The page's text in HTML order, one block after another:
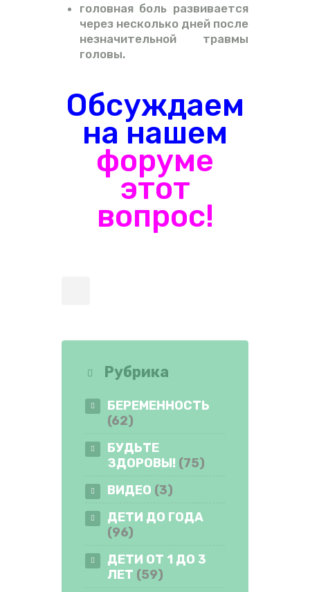
головная боль развивается
через несколько дней после
незначительной травмы
головы.
Обсуждаем
на нашем
форуме
этот
вопрос!
Рубрика
БЕРЕМЕННОСТЬ
(62)
БУДЬТЕ
ЗДОРОВЫ! (75)
ВИДЕО (3)
ДЕТИ ДО ГОДА
(96)
ДЕТИ ОТ 1 ДО 3
ЛЕТ (59)